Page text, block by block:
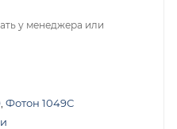
у менеджера или
Фотон 1049С